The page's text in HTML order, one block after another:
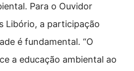
Para o Ouvidor
Libório, a participação
é fundamental. “O
a educação ambiental ao